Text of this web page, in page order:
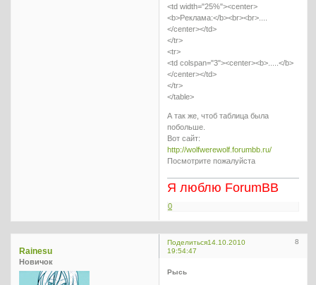
<td width="25%"><center>
<b>Реклама:</b><br><br>....
</center></td>
</tr>
<tr>
<td colspan="3"><center><b>.....</b>
</center></td>
</tr>
</table>
А так же, чтоб таблица была
побольше.
Вот сайт:
http://wolfwerewolf.forumbb.ru/
Посмотрите пожалуйста
Я люблю ForumBB
0
Поделиться 8
14.10.2010
19:54:47
Rainesu
Новичок
Рысь